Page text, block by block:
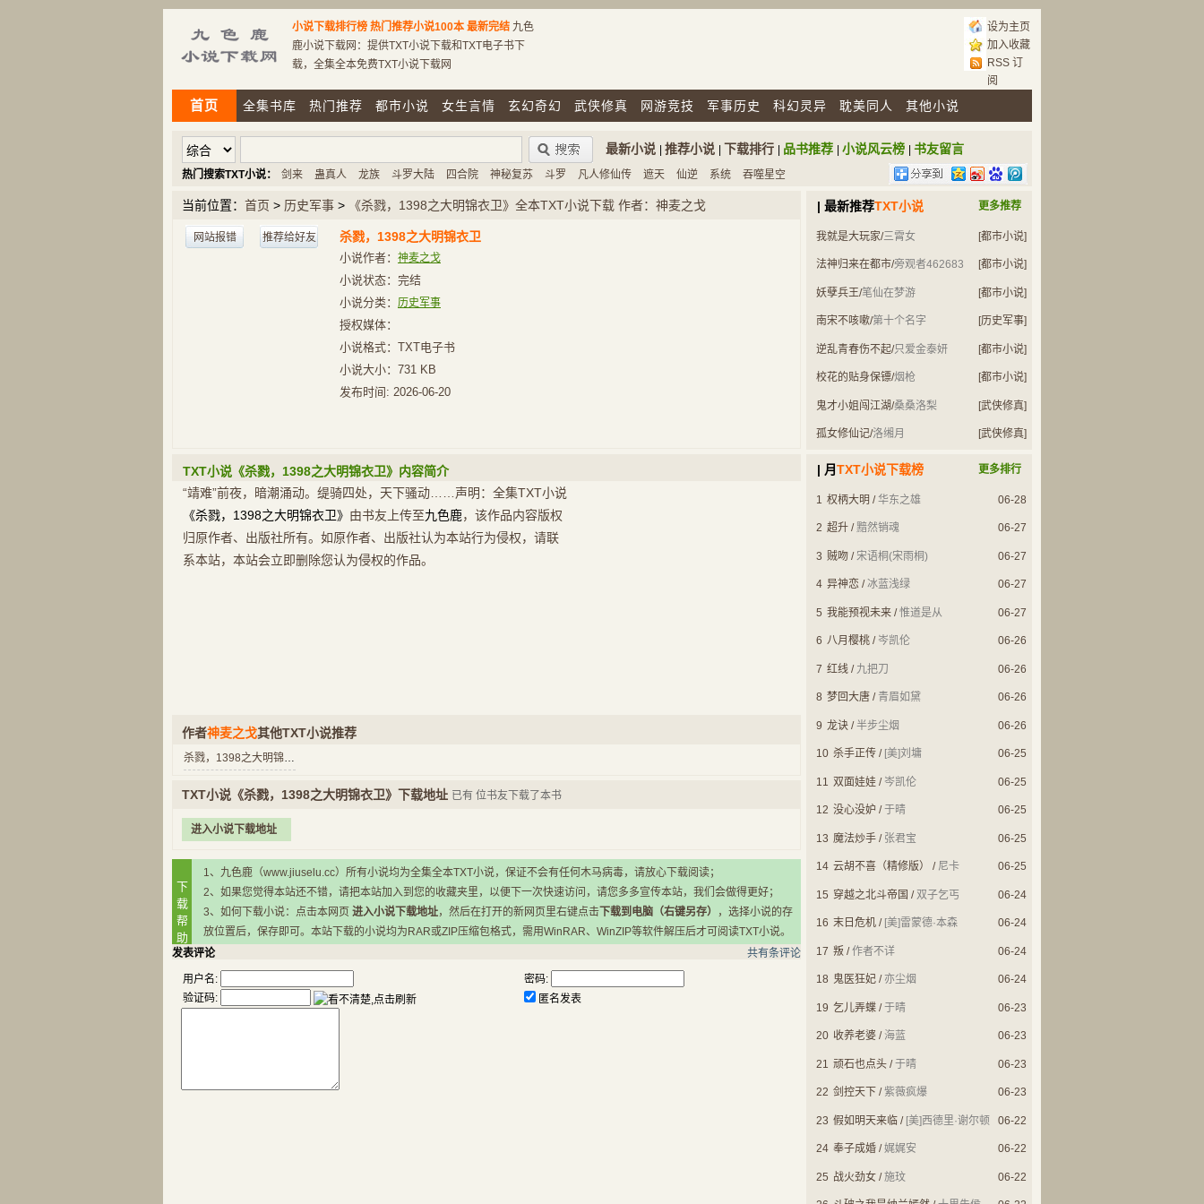
小说下载排行榜 热门推荐小说100本 最新完结 九色
鹿小说下载网：提供TXT小说下载和TXT电子书下
载，全集全本免费TXT小说下载网
设为主页
加入收藏
RSS 订
阅
首页 全集书库 热门推荐 都市小说 女生言情 玄幻奇幻 武侠修真 网游竞技 军事历史 科幻灵异 耽美同人 其他小说
最新小说 推荐小说 下载排行 品书推荐 小说风云榜 书友留言
热门搜索TXT小说： 剑来 蛊真人 龙族 斗罗大陆 四合院 神秘复苏 斗罗 凡人修仙传 遮天 仙逆 系统 吞噬星空
当前位置： 首页 > 历史军事 > 《杀戮，1398之大明锦衣卫》全本TXT小说下载 作者：神麦之戈
网站报错 推荐给好友 杀戮，1398之大明锦衣卫
小说作者： 神麦之戈
小说状态： 完结
小说分类： 历史军事
授权媒体：
小说格式：TXT电子书
小说大小： 731 KB
发布时间: 2026-06-20
更多推荐
| 最新推荐TXT小说
[都市小说]
我就是大玩家/三霄女
[都市小说]
法神归来在都市/旁观者462683
[都市小说]
妖孽兵王/笔仙在梦游
[历史军事]
南宋不咳嗽/第十个名字
[都市小说]
逆乱青春伤不起/只爱金泰妍
[都市小说]
校花的贴身保镖/烟枪
[武侠修真]
鬼才小姐闯江湖/桑桑洛梨
[武侠修真]
孤女修仙记/洛缃月
TXT小说《杀戮，1398之大明锦衣卫》内容简介
“靖难”前夜，暗潮涌动。缇骑四处，天下骚动……声明：全集TXT小说
《杀戮，1398之大明锦衣卫》 由书友上传至九色鹿，该作品内容版权
归原作者、出版社所有。如原作者、出版社认为本站行为侵权，请联
系本站，本站会立即删除您认为侵权的作品。
作者神麦之戈其他TXT小说推荐
杀戮，1398之大明锦衣卫
TXT小说《杀戮，1398之大明锦衣卫》下载地址 已有 位书友下载了本书
进入小说下载地址
下
载
帮
助
1、九色鹿（www.jiuselu.cc）所有小说均为全集全本TXT小说，保证不会有任何木马病毒，请放心下载阅读；
2、如果您觉得本站还不错，请把本站加入到您的收藏夹里，以便下一次快速访问，请您多多宣传本站，我们会做得更好；
3、如何下载小说：点击本网页 进入小说下载地址，然后在打开的新网页里右键点击 下载到电脑（右键另存）
，选择小说的存
放位置后，保存即可。本站下载的小说均为RAR或ZIP压缩包格式，需用WinRAR、WinZIP等软件解压后才可阅读TXT小说。
发表评论
共有条评论
用户名:
密码:
验证码:
匿名发表
更多排行
| 月TXT小说下载榜
06-28
1 权柄大明 /华东之雄
06-27
2 超升 /黯然销魂
06-27
3 贼吻 /宋语桐(宋雨桐)
06-27
4 异神恋 /冰蓝浅绿
06-27
5 我能预视未来 /惟道是从
06-26
6 八月樱桃 / 岑凯伦
06-26
7 红线 / 九把刀
06-26
8 梦回大唐 / 青眉如黛
06-26
9 龙诀 /半步尘烟
06-25
10 杀手正传 / [美]刘墉
06-25
11 双面娃娃 / 岑凯伦
06-25
12 没心没妒 /于晴
06-25
13 魔法炒手 / 张君宝
06-25
14 云胡不喜（精修版） / 尼卡
06-24
15 穿越之北斗帝国 / 双子乞丐
06-24
16 末日危机 / [美]雷蒙德·本森
06-24
17 叛 /作者不详
06-24
18 鬼医狂妃 /亦尘烟
06-23
19 乞儿弄蝶 /于晴
06-23
20 收养老婆 / 海蓝
06-23
21 顽石也点头 /于晴
06-23
22 剑控天下 /紫薇疯爆
06-22
23 假如明天来临 / [美]西德里·谢尔顿
06-22
24 奉子成婚 /娓娓安
06-22
25 战火劲女 /施玟